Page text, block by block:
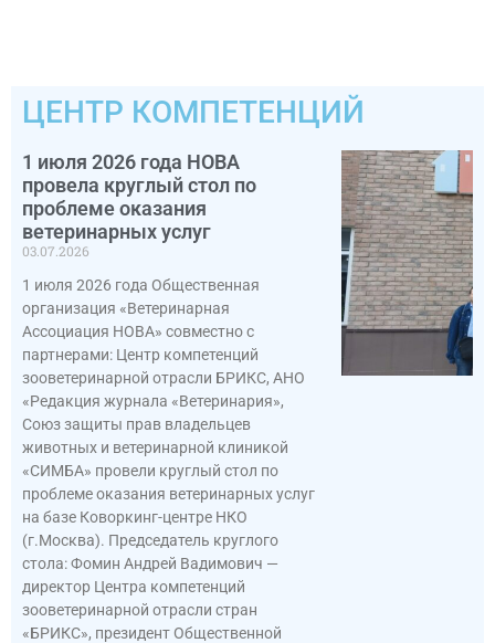
ЦЕНТР КОМПЕТЕНЦИЙ
1 июля 2026 года НОВА
провела круглый стол по
проблеме оказания
ветеринарных услуг
03.07.2026
1 июля 2026 года Общественная
организация «Ветеринарная
Ассоциация НОВА» совместно с
партнерами: Центр компетенций
зооветеринарной отрасли БРИКС, АНО
«Редакция журнала «Ветеринария»,
Союз защиты прав владельцев
животных и ветеринарной клиникой
«СИМБА» провели круглый стол по
проблеме оказания ветеринарных услуг
на базе Коворкинг-центре НКО
(г.Москва). Председатель круглого
стола: Фомин Андрей Вадимович —
директор Центра компетенций
зооветеринарной отрасли стран
«БРИКС», президент Общественной